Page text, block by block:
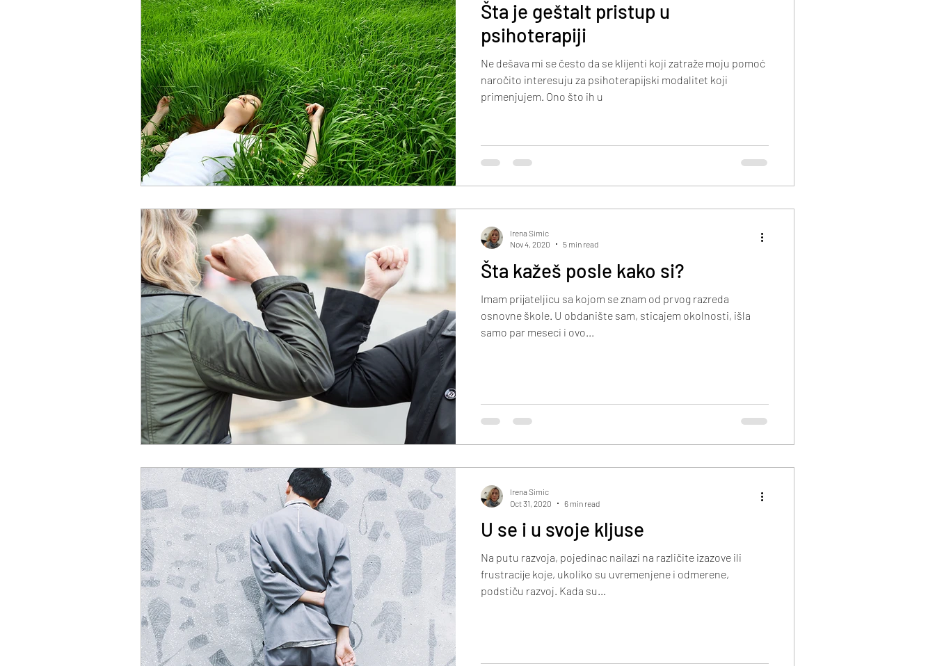
Šta je geštalt pristup u
psihoterapiji
Ne dešava mi se često da se klijenti koji zatraže moju pomoć
naročito interesuju za psihoterapijski modalitet koji
primenjujem. Ono što ih u
Šta kažeš posle kako si?
Imam prijateljicu sa kojom se znam od prvog razreda
osnovne škole. U obdanište sam, sticajem okolnosti, išla
samo par meseci i ovo...
Irena Simic
Nov 4, 2020
5 min read
U se i u svoje kljuse
Na putu razvoja, pojedinac nailazi na različite izazove ili
frustracije koje, ukoliko su uvremenjene i odmerene,
podstiču razvoj. Kada su...
Irena Simic
Oct 31, 2020
6 min read